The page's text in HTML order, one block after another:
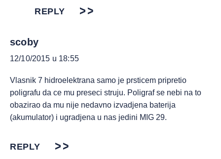
REPLY
scoby
12/10/2015 u 18:55
Vlasnik 7 hidroelektrana samo je prsticem pripretio
poligrafu da ce mu preseci struju. Poligraf se nebi na to
obazirao da mu nije nedavno izvadjena baterija
(akumulator) i ugradjena u nas jedini MIG 29.
REPLY